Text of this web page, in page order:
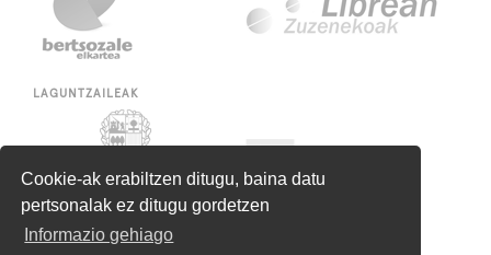
Cookie-ak erabiltzen ditugu, baina datu
pertsonalak ez ditugu gordetzen
Informazio gehiago
LAGUNTZAILEAK